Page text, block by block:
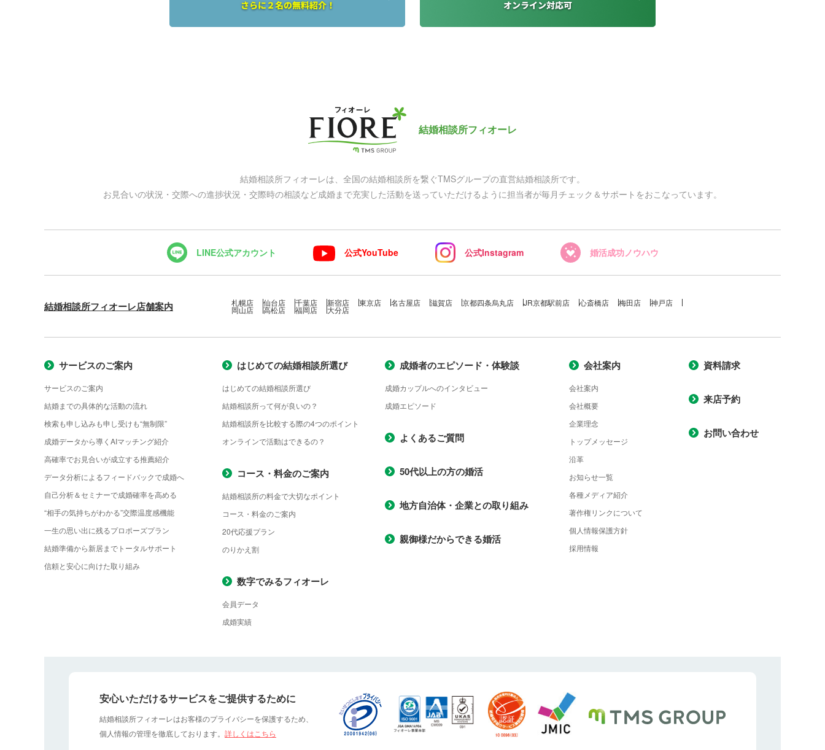
結婚相談所フィオーレ
結婚相談所フィオーレは、全国の結婚相談所を繋ぐTMSグループの直営結婚相談所です。
お見合いの状況・交際への進捗状況・交際時の相談など成婚まで充実した活動を送っていただけるように担当者が毎月チェック＆サポートをおこなっています。
LINE公式アカウント 公式YouTube 公式Instagram 婚活成功ノウハウ
結婚相談所フィオーレ店舗案内 札幌店 仙台店 千葉店 新宿店 東京店 名古屋店 滋賀店 京都四条烏丸店 JR京都駅前店 心斎橋店 梅田店 神戸店
岡山店 高松店 福岡店 大分店
サービスのご案内
サービスのご案内
結婚までの具体的な活動の流れ
検索も申し込みも申し受けも“無制限”
成婚データから導くAIマッチング紹介
高確率でお見合いが成立する推薦紹介
データ分析によるフィードバックで成婚へ
自己分析＆セミナーで成婚確率を高める
“相手の気持ちがわかる”交際温度感機能
一生の思い出に残るプロポーズプラン
結婚準備から新居までトータルサポート
信頼と安心に向けた取り組み
はじめての結婚相談所選び
はじめての結婚相談所選び
結婚相談所って何が良いの？
結婚相談所を比較する際の4つのポイント
オンラインで活動はできるの？
コース・料金のご案内
結婚相談所の料金で大切なポイント
コース・料金のご案内
20代応援プラン
のりかえ割
数字でみるフィオーレ
会員データ
成婚実績
成婚者のエピソード・体験談
成婚カップルへのインタビュー
成婚エピソード
よくあるご質問
50代以上の方の婚活
地方自治体・企業との取り組み
親御様だからできる婚活
会社案内
会社案内
会社概要
企業理念
トップメッセージ
沿革
お知らせ一覧
各種メディア紹介
著作権リンクについて
個人情報保護方針
採用情報
資料請求
来店予約
お問い合わせ
安心いただけるサービスをご提供するために
結婚相談所フィオーレはお客様のプライバシーを保護するため、
個人情報の管理を徹底しております。 詳しくはこちら